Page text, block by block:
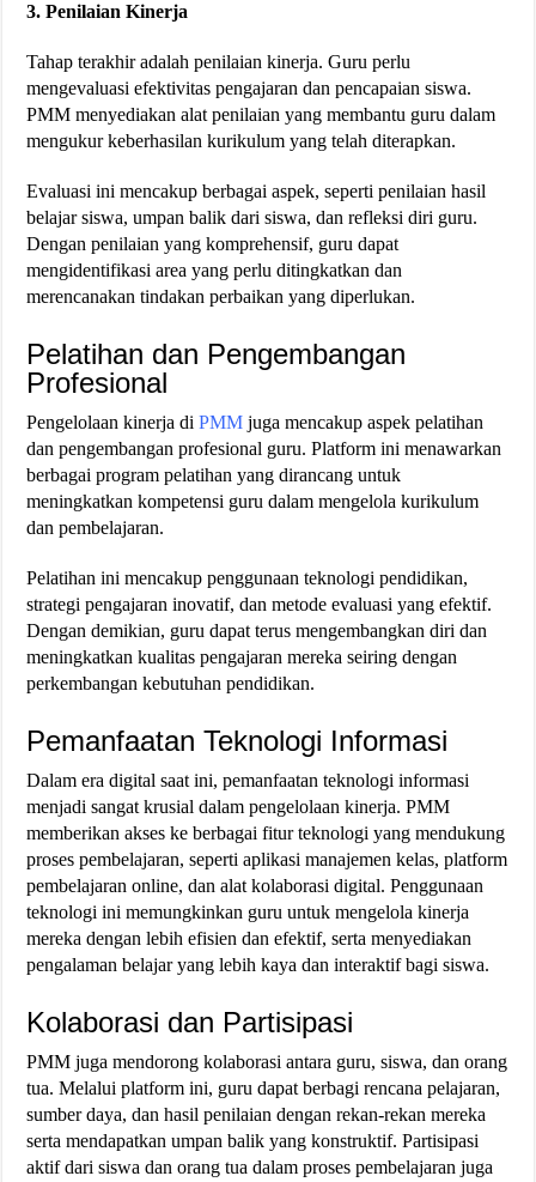
3. Penilaian Kinerja
Tahap terakhir adalah penilaian kinerja. Guru perlu
mengevaluasi efektivitas pengajaran dan pencapaian siswa.
PMM menyediakan alat penilaian yang membantu guru dalam
mengukur keberhasilan kurikulum yang telah diterapkan.
Evaluasi ini mencakup berbagai aspek, seperti penilaian hasil
belajar siswa, umpan balik dari siswa, dan refleksi diri guru.
Dengan penilaian yang komprehensif, guru dapat
mengidentifikasi area yang perlu ditingkatkan dan
merencanakan tindakan perbaikan yang diperlukan​.
Pelatihan dan Pengembangan
Profesional
Pengelolaan kinerja diPMM juga mencakup aspek pelatihan
dan pengembangan profesional guru. Platform ini menawarkan
berbagai program pelatihan yang dirancang untuk
meningkatkan kompetensi guru dalam mengelola kurikulum
dan pembelajaran.
Pelatihan ini mencakup penggunaan teknologi pendidikan,
strategi pengajaran inovatif, dan metode evaluasi yang efektif.
Dengan demikian, guru dapat terus mengembangkan diri dan
meningkatkan kualitas pengajaran mereka seiring dengan
perkembangan kebutuhan pendidikan​.
Pemanfaatan Teknologi Informasi
Dalam era digital saat ini, pemanfaatan teknologi informasi
menjadi sangat krusial dalam pengelolaan kinerja. PMM
memberikan akses ke berbagai fitur teknologi yang mendukung
proses pembelajaran, seperti aplikasi manajemen kelas, platform
pembelajaran online, dan alat kolaborasi digital. Penggunaan
teknologi ini memungkinkan guru untuk mengelola kinerja
mereka dengan lebih efisien dan efektif, serta menyediakan
pengalaman belajar yang lebih kaya dan interaktif bagi siswa​.
Kolaborasi dan Partisipasi
PMM juga mendorong kolaborasi antara guru, siswa, dan orang
tua. Melalui platform ini, guru dapat berbagi rencana pelajaran,
sumber daya, dan hasil penilaian dengan rekan-rekan mereka
serta mendapatkan umpan balik yang konstruktif. Partisipasi
aktif dari siswa dan orang tua dalam proses pembelajaran juga